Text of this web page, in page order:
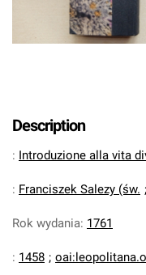
Description
: Introduzione alla vita
: Franciszek Salezy (św. ;
Rok wydania: 1761
: 1458 ;